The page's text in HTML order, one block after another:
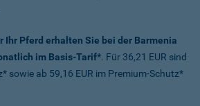
Ihr Pferd erhalten Sie bei der Barmenia
im Basis-Tarif*. Für 36,21 EUR sind
sowie ab 59,16 EUR im Premium-Schutz*